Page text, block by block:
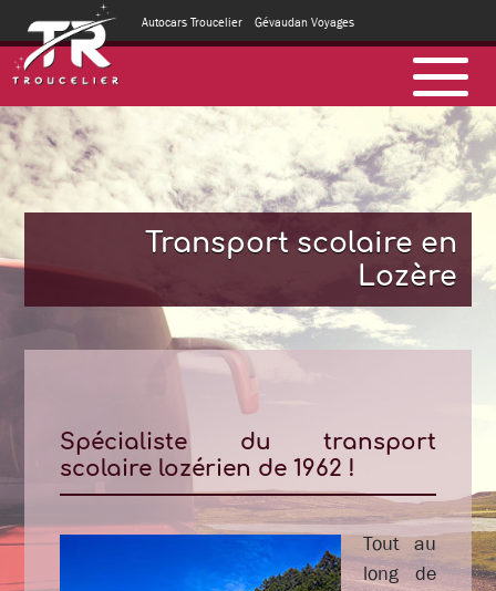
Autocars Troucelier Gévaudan Voyages
Transport scolaire en
Lozère
Spécialiste du transport
scolaire lozérien de 1962 !
Tout au
long de